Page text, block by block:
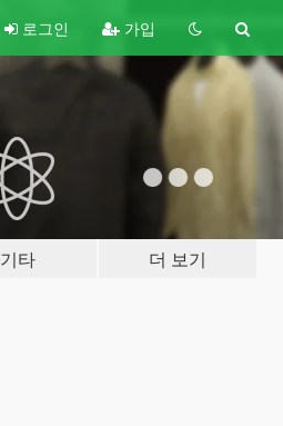
로그인 가입
기타 더 보기